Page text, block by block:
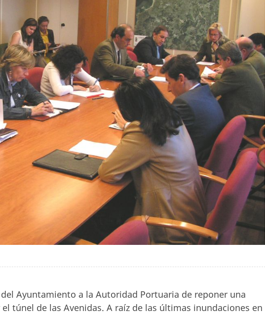
Ayuntamiento a la Autoridad Portuaria de reponer una
túnel de las Avenidas. A raíz de las últimas inundaciones en